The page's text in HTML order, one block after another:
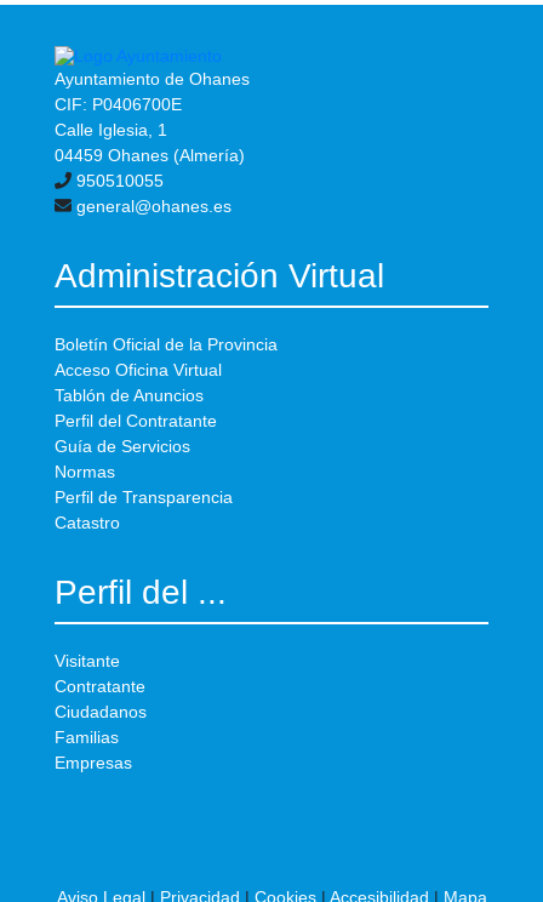
Ayuntamiento de Ohanes
CIF: P0406700E
Calle Iglesia, 1
04459 Ohanes (Almería)
950510055
general@ohanes.es
Administración Virtual
Boletín Oficial de la Provincia
Acceso Oficina Virtual
Tablón de Anuncios
Perfil del Contratante
Guía de Servicios
Normas
Perfil de Transparencia
Catastro
Perfil del ...
Visitante
Contratante
Ciudadanos
Familias
Empresas
Aviso Legal | Privacidad | Cookies | Accesibilidad | Mapa